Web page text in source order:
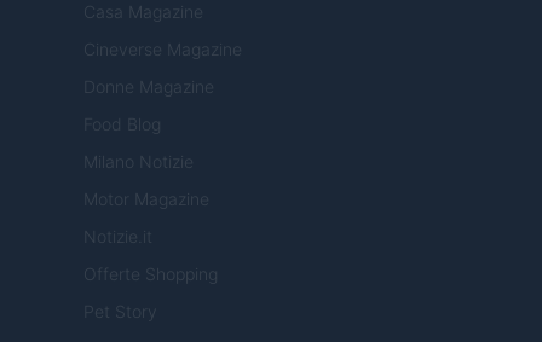
Casa Magazine
Cineverse Magazine
Donne Magazine
Food Blog
Milano Notizie
Motor Magazine
Notizie.it
Offerte Shopping
Pet Story